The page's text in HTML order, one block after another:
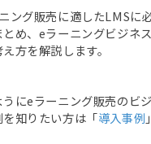
ング販売に適したLMSに
め、eラーニングビジネ
方を解説します。
にeラーニング販売のビ
知りたい方は「導入事例